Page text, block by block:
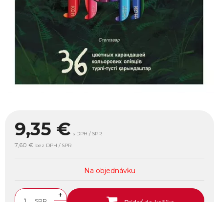
9,35 € s DPH / SPR
7,60 € bez DPH / SPR
Na objednávku
+